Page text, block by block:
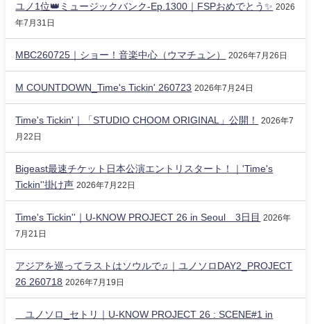
ユノ1位👑ミュージックバンク-Ep.1300｜FSPおめでとう✨️ 2026
年7月31日
MBC260725｜ショー！音楽中心（ウマチュン） 2026年7月26日
M COUNTDOWN_Time's Tickin' 260723 2026年7月24日
Time's Tickin'｜「STUDIO CHOOM ORIGINAL」公開！
2026年7
月22日
Bigeast最速チケット日本公演エントリスタート！｜'Time's
Tickin''掛け声 2026年7月22日
Time's Tickin''｜U-KNOW PROJECT 26 in Seoul 3日目
2026年
7月21日
アジアを巡ってラストはソウルで♫｜ユノソロDAY2_PROJECT
26 260718 2026年7月19日
ユノソロ_セトリ｜U-KNOW PROJECT 26 : SCENE#1 in